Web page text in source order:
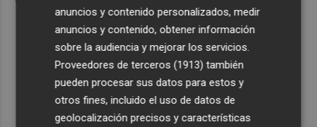
anuncios y contenido personalizados, medir
anuncios y contenido, obtener información
sobre la audiencia y mejorar los servicios.
Proveedores de terceros (1913) también
pueden procesar sus datos para estos y
otros fines, incluido el uso de datos de
geolocalización precisos y características